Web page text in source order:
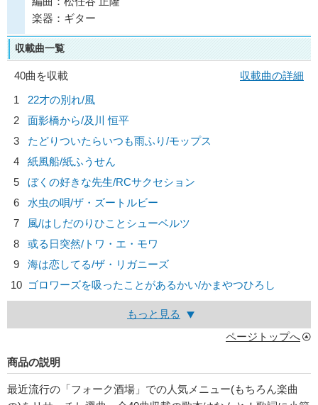
楽器：ギター
収載曲一覧
40曲を収載
収載曲の詳細
1
22才の別れ/風
2
面影橋から/及川 恒平
3
たどりついたらいつも雨ふり/モップス
4
紙風船/紙ふうせん
5
ぼくの好きな先生/RCサクセション
6
水虫の唄/ザ・ズートルビー
7
風/はしだのりひことシューベルツ
8
或る日突然/ トワ・エ・モワ
9
海は恋してる/ザ・リガニーズ
10 ゴロワーズを吸ったことがあるかい/かまやつひろし
もっと見る
ページトップへ
商品の説明
最近流行の「フォーク酒場」での人気メニュー(もちろん楽曲